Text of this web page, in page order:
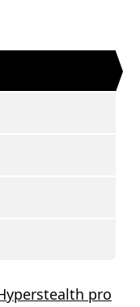
pro